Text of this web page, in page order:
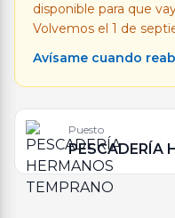
disponible para que
Volvemos el 1 de
Avísame cuando
Puesto
PESCADERÍA